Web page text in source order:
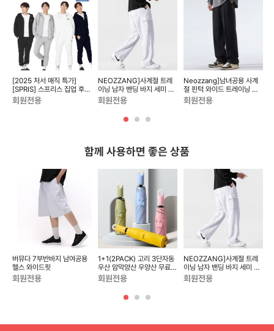
소재지 경기도 고양시 덕양구 꽃마을로64, 1235호
[2025 처서 매직 특가]
[SPRIS] 스프리스 집업 후디
조거 트레이닝 상하 세트 ...
회원전용
NEOZZANG]사계절 트레
이닝 남자 밴딩 바지 세미 카
고 와이드 팬츠
회원전용
Neozzang]남녀공용 사계
절 핀턱 와이드 트레이닝 팬
츠
회원전용
함께 사용하면 좋은 상품
버뮤다 7부반바지 남여공용
헬스 와이드핏
회원전용
1+1(2PACK) 고리 3단자동
우산 암막양산 우양산 무료배
송
회원전용
NEOZZANG]사계절 트레
이닝 남자 밴딩 바지 세미 카
고 와이드 팬츠
회원전용